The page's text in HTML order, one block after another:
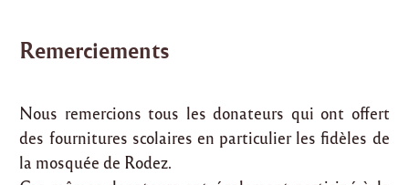
Remerciements
Nous remercions tous les donateurs qui ont offert
des fournitures scolaires en particulier les fidèles de
la mosquée de Rodez.